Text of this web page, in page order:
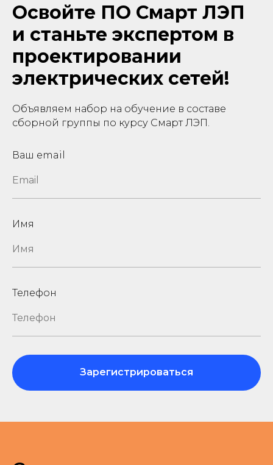
Освойте ПО Смарт ЛЭП
и станьте экспертом в
проектировании
электрических сетей!
Объявляем набор на обучение в составе
сборной группы по курсу Смарт ЛЭП.
Ваш email
Имя
Телефон
Зарегистрироваться